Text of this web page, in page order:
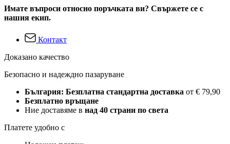
Имате въпроси относно поръчката ви? Свържете се с
нашия екип.
Контакт
Доказано качество
Безопасно и надеждно пазаруване
България: Безплатна стандартна доставка от € 79,90
Безплатно връщане
Ние доставяме в над 40 страни по света
Платете удобно с